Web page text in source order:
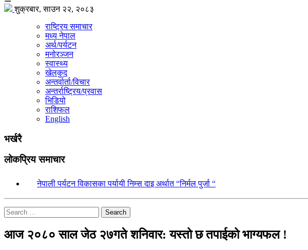
शुक्रबार, साउन २२, २०८३
राष्ट्रिय समाचार
मध्य नेपाल
अर्थ/पर्यटन
मनोरञ्जन
स्वास्थ्य
खेलकुद
अन्तर्वार्ता/विचार
अन्तर्राष्ट्रिय/प्रवास
भिडियो
राशिफल
English
भर्खरै
लोकप्रिय समाचार
नेपाली पर्यटन विकासका पर्यायी निम्स दाइ अर्थात “निर्मल पुर्जा “
Search
आज २०८० साल जेठ २७गते शनिवार: यस्तो छ तपाईको भाग्यफल !